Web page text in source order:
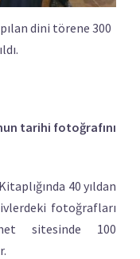
dini törene 300
tarihi fotoğrafını
40 yıldan
fotoğrafları
sitesinde 100